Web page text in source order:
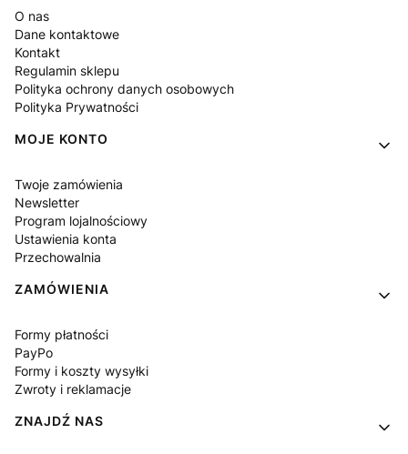
O nas
Dane kontaktowe
Kontakt
Regulamin sklepu
Polityka ochrony danych osobowych
Polityka Prywatności
MOJE KONTO
Twoje zamówienia
Newsletter
Program lojalnościowy
Ustawienia konta
Przechowalnia
ZAMÓWIENIA
Formy płatności
PayPo
Formy i koszty wysyłki
Zwroty i reklamacje
ZNAJDŹ NAS